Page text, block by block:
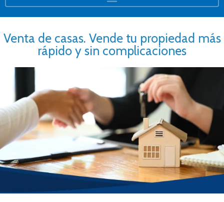
Venta de casas. Vende tu propiedad más
rápido y sin complicaciones